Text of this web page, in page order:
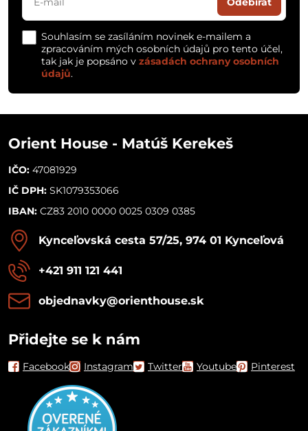
Souhlasím se zasíláním novinek e-mailem a
zpracováním mých osobních údajů pro tento účel,
tak jak je popsáno v zásadách ochrany osobních
údajů.
Orient House - Matúš Kerekeš
IČO: 47081929
IČ DPH: SK1079353066
IBAN: CZ83 2010 0000 0025 0309 0385
Kynceľovská cesta 57/25, 974 01 Kynceľová
+421 911 121 441
objednavky​@orienthouse​.sk
Přidejte se k nám
Facebook Instagram Twitter Youtube Pinterest